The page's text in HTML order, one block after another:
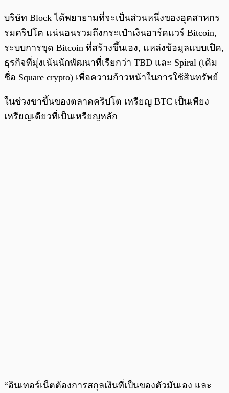
บริษัท Block ได้พยายามที่จะเป็นส่วนหนึ่งของอุตสาหกร
รมคริปโต แน่นอนรวมถึงกระเป๋าเงินฮาร์ดแวร์ Bitcoin,
ระบบการขุด Bitcoin ที่สร้างขึ้นเอง, แหล่งข้อมูลแบบเปิด,
ธุรกิจที่มุ่งเน้นนักพัฒนาที่เรียกว่า TBD และ Spiral (เดิม
ชื่อ Square crypto) เพื่อความก้าวหน้าในการใช้สินทรัพย์
ในช่วงขาขึ้นของตลาดคริปโต เหรียญ BTC เป็นเพียง
เหรียญเดียวที่เป็นเหรียญหลัก
“อินเทอร์เน็ตต้องการสกุลเงินที่เป็นของตัวมันเอง และ